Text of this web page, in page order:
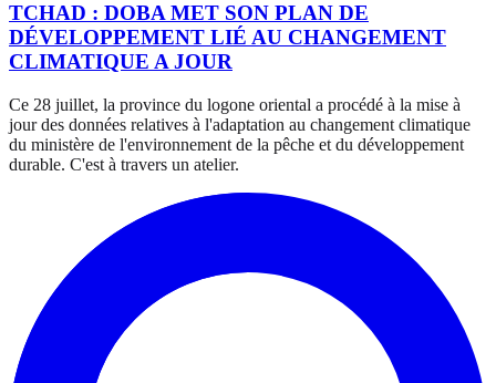
TCHAD : DOBA MET SON PLAN DE
DÉVELOPPEMENT LIÉ AU CHANGEMENT
CLIMATIQUE A JOUR
Ce 28 juillet, la province du logone oriental a procédé à la mise à
jour des données relatives à l'adaptation au changement climatique
du ministère de l'environnement de la pêche et du développement
durable. C'est à travers un atelier.